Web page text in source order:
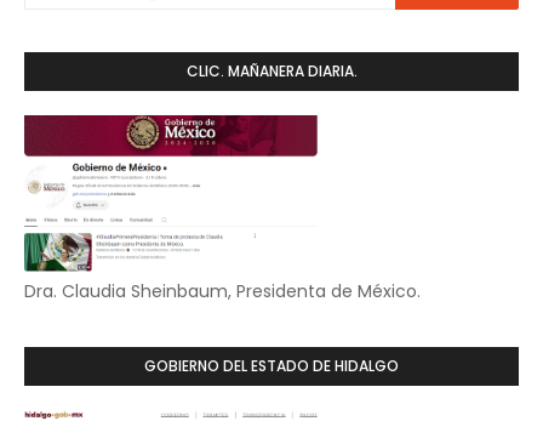
CLIC. MAÑANERA DIARIA.
Dra. Claudia Sheinbaum, Presidenta de México.
GOBIERNO DEL ESTADO DE HIDALGO